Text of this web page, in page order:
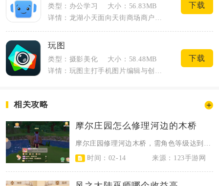
类型：办公学习
大小：56.83MB
下载
玩图
类型：摄影美化
大小：58.48MB
下载
相关攻略
摩尔庄园怎么修理河边的木桥
时间：02-14
来源：123手游网